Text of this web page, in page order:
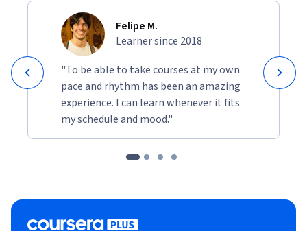
Felipe M.
Learner since 2018
"To be able to take courses at my own
pace and rhythm has been an amazing
experience. I can learn whenever it fits
my schedule and mood."